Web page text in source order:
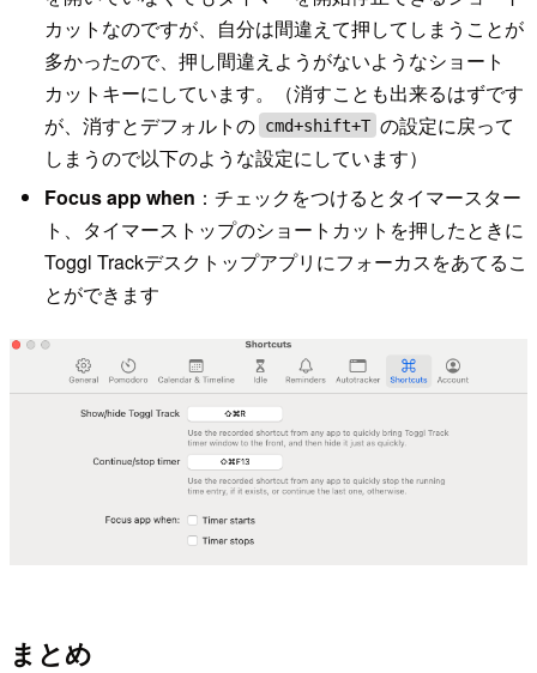
カットなのですが、自分は間違えて押してしまうことが
多かったので、押し間違えようがないようなショート
カットキーにしています。（消すことも出来るはずです
が、消すとデフォルトの cmd+shift+T の設定に戻って
しまうので以下のような設定にしています）
Focus app when ：チェックをつけるとタイマースター
ト、タイマーストップのショートカットを押したときに
Toggl Trackデスクトップアプリにフォーカスをあてるこ
とができます
まとめ